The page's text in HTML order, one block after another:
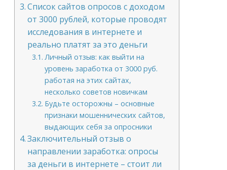
Список сайтов опросов с доходом
от 3000 рублей, которые проводят
исследования в интернете и
реально платят за это деньги
Личный отзыв: как выйти на
уровень заработка от 3000 руб.
работая на этих сайтах,
несколько советов новичкам
Будьте осторожны – основные
признаки мошеннических сайтов,
выдающих себя за опросники
Заключительный отзыв о
направлении заработка: опросы
за деньги в интернете – стоит ли